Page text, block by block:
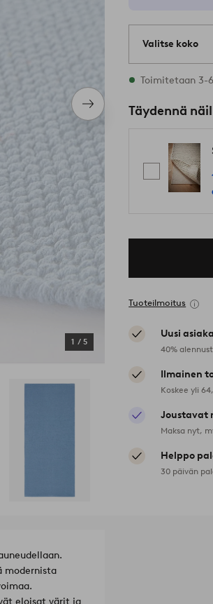
Seuraava
tuote
1 / 5
Valitse koko
3 varastossa
Toimitetaan 3-
Täydennä
Tuoteilmoitus
Uusi
40%
Ilmainen
Koskee yli
Joustavat
Maksa nyt,
Helppo
30 päivän
modernista
eloisat värit ja